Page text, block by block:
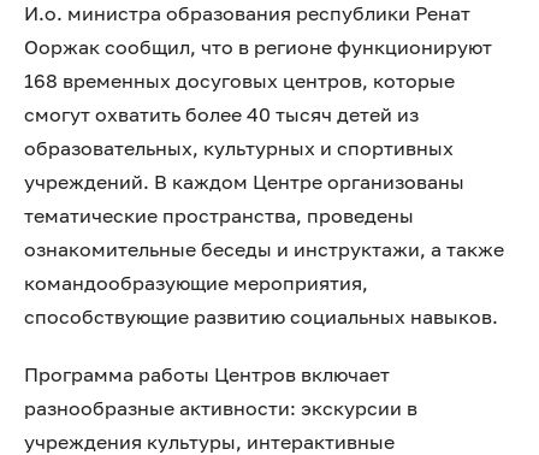
И.о. министра образования республики Ренат
Ооржак сообщил, что в регионе функционируют
168 временных досуговых центров, которые
смогут охватить более 40 тысяч детей из
образовательных, культурных и спортивных
учреждений. В каждом Центре организованы
тематические пространства, проведены
ознакомительные беседы и инструктажи, а также
командообразующие мероприятия,
способствующие развитию социальных навыков.
Программа работы Центров включает
разнообразные активности: экскурсии в
учреждения культуры, интерактивные